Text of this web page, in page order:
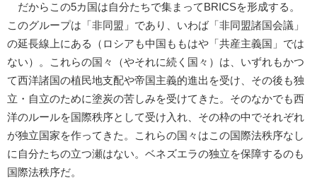
だからこの5カ国は自分たちで集まってBRICSを形成する。
このグループは「非同盟」であり、いわば「非同盟諸国会議」
の延長線上にある（ロシアも中国ももはや「共産主義国」では
ない）。これらの国々（やそれに続く国々）は、いずれもかつ
て西洋諸国の植民地支配や帝国主義的進出を受け、その後も独
立・自立のために塗炭の苦しみを受けてきた。そのなかでも西
洋のルールを国際秩序として受け入れ、その枠の中でそれぞれ
が独立国家を作ってきた。これらの国々はこの国際法秩序なし
に自分たちの立つ瀬はない。ベネズエラの独立を保障するのも
国際法秩序だ。